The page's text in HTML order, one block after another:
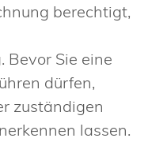
berechtigt,
Bevor Sie eine
dürfen,
zuständigen
lassen.